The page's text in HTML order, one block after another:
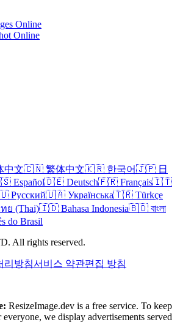
Online
Online
文🇨🇳 繁体中文🇰🇷 한국어🇯🇵 日
Español🇩🇪 Deutsch🇫🇷 Français🇮🇹
Русский🇺🇦 Українська🇹🇷 Türkçe
(Thai)🇮🇩 Bahasa Indonesia🇧🇩 বাংলা
do Brasil
All rights reserved.
리방침서비스 약관편집 방침
ResizeImage.dev is a free service. To keep
we display advertisements served